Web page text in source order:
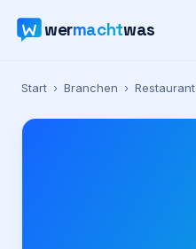
wermachtwas
Verzeichnis
Karte
Start › Branchen › Restaurant